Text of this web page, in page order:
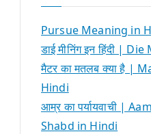
Pursue Meaning in
डाई मीनिंग इन हिंदी |
मैटर का मतलब क्या है |
Hindi
आम्र का पर्यायवाची |
Shabd in Hindi